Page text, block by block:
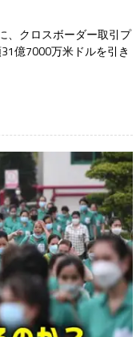
、クロスボーダー取引プ
億7000万米ドルを引き